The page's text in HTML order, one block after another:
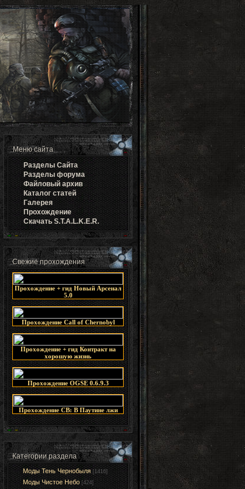
Меню сайта
Разделы Cайта
Разделы форума
Файловый архив
Каталог статей
Галерея
Прохождение
Скачать S.T.A.L.K.E.R.
Свежие прохождения
Прохождение + гид Новый Арсенал
5.0
Прохождение Call of Chernobyl
Прохождение + гид Контракт на
хорошую жизнь
Прохождение OGSE 0.6.9.3
Прохождение СВ: В Паутине лжи
Категории раздела
Моды Тень Чернобыля [1416]
Моды Чистое Небо [424]